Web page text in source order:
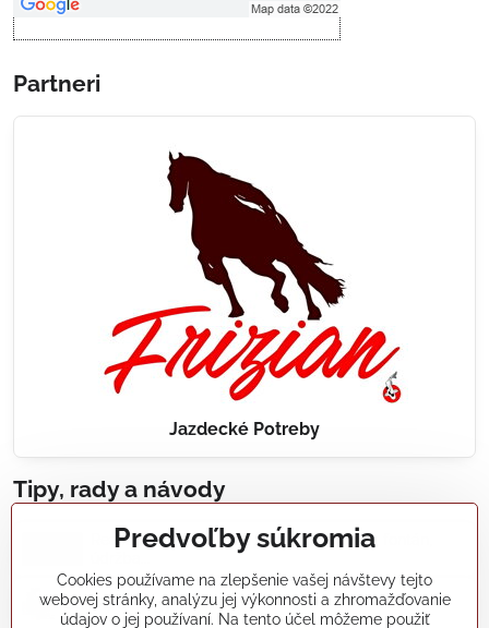
Partneri
Jazdecké Potreby
Tipy, rady a návody
Realizácie záhradných jazierok, bazénov, fontán,
Články a blogy
Predvoľby súkromia
Cookies používame na zlepšenie vašej návštevy tejto
webovej stránky, analýzu jej výkonnosti a zhromažďovanie
údajov o jej používaní. Na tento účel môžeme použiť